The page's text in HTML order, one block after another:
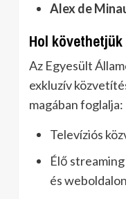
Alex de
Hol
Az Egyesült
exkluzív
magában foglalja:
Televíziós
Élő
és